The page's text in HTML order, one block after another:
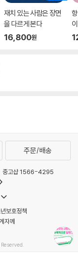
재치 있는 사람은 장면
을 다르게 본다
16,800원
주문/배송
중고샵 1566-4295
보호정책
자께